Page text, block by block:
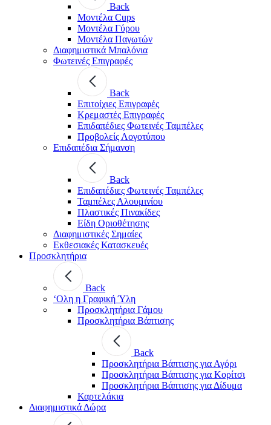
Back
Μοντέλα Cups
Μοντέλα Γύρου
Μοντέλα Παγωτών
Διαφημιστικά Μπαλόνια
Φωτεινές Επιγραφές
Back
Επιτοίχιες Επιγραφές
Κρεμαστές Επιγραφές
Επιδαπέδιες Φωτεινές Ταμπέλες
Προβολείς Λογοτύπου
Επιδαπέδια Σήμανση
Back
Επιδαπέδιες Φωτεινές Ταμπέλες
Ταμπέλες Αλουμινίου
Πλαστικές Πινακίδες
Είδη Οριοθέτησης
Διαφημιστικές Σημαίες
Εκθεσιακές Κατασκευές
Προσκλητήρια
Back
‘Ολη η Γραφική Ύλη
Προσκλητήρια Γάμου
Προσκλητήρια Βάπτισης
Back
Προσκλητήρια Βάπτισης για Αγόρι
Προσκλητήρια Βάπτισης για Κορίτσι
Προσκλητήρια Βάπτισης για Δίδυμα
Καρτελάκια
Διαφημιστικά Δώρα